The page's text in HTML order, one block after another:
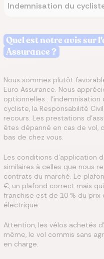
Indemnisation du
Quel est notre avis sur
Assurance ?
Nous sommes plutôt
Euro Assurance. Nous
optionnelles :
cycliste, la Responsabilité
recours. Les prestations
êtes dépanné en cas de vol,
bas de chez vous.
Les conditions d’application
similaires à celles que nous
contrats du marché. Le
€, un plafond correct mais
franchise est de 10 % du prix
électrique.
Attention, les vélos achetés
même, le vol commis sans
en charge.